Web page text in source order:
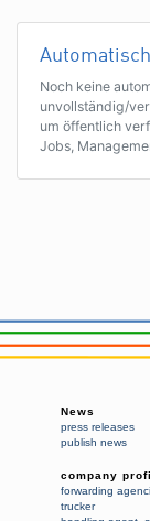
Noch keine
unvollständig/
um öffentlich
Jobs,
News
press releases
publish news
company
forwarding
trucker